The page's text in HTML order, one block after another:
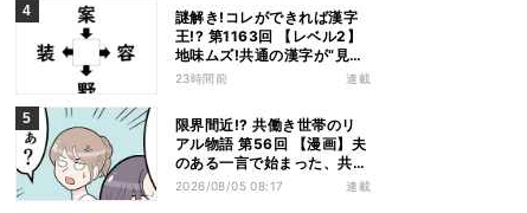
謎解き!コレができれば漢字
王!? 第1163回 【レベル2】
地味ムズ!共通の漢字が“見え
てこない”…
23時間前 連載
限界間近!? 共働き世帯のリ
アル物語 第56回 【漫画】夫
のある一言で始まった、共働
き夫婦の言い合い。妻も思わ
2026/08/05 08:17 連載